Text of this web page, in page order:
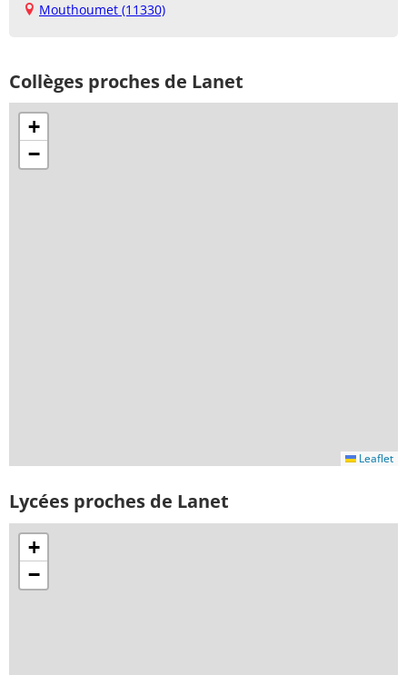
Mouthoumet (11330)
Collèges proches de Lanet
+
−
Leaflet
Lycées proches de Lanet
+
−